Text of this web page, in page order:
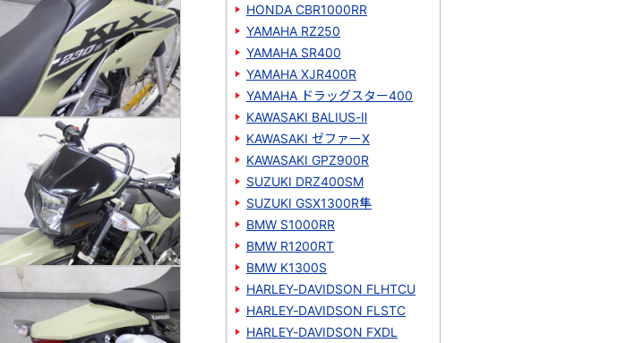
HONDA CBR1000RR
YAMAHA RZ250
YAMAHA SR400
YAMAHA XJR400R
YAMAHA ドラッグスター400
KAWASAKI BALIUS-Ⅱ
KAWASAKI ゼファーΧ
KAWASAKI GPZ900R
SUZUKI DRZ400SM
SUZUKI GSX1300R隼
BMW S1000RR
BMW R1200RT
BMW K1300S
HARLEY-DAVIDSON FLHTCU
HARLEY-DAVIDSON FLSTC
HARLEY-DAVIDSON FXDL